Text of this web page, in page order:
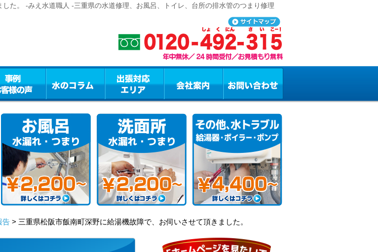
た。 -みえ水道職人 -三重県の水道修理、お風呂、トイレ、台所の排水管のつまり修理
告 > 三重県松阪市飯南町深野に給湯機故障で、お伺いさせて頂きました。